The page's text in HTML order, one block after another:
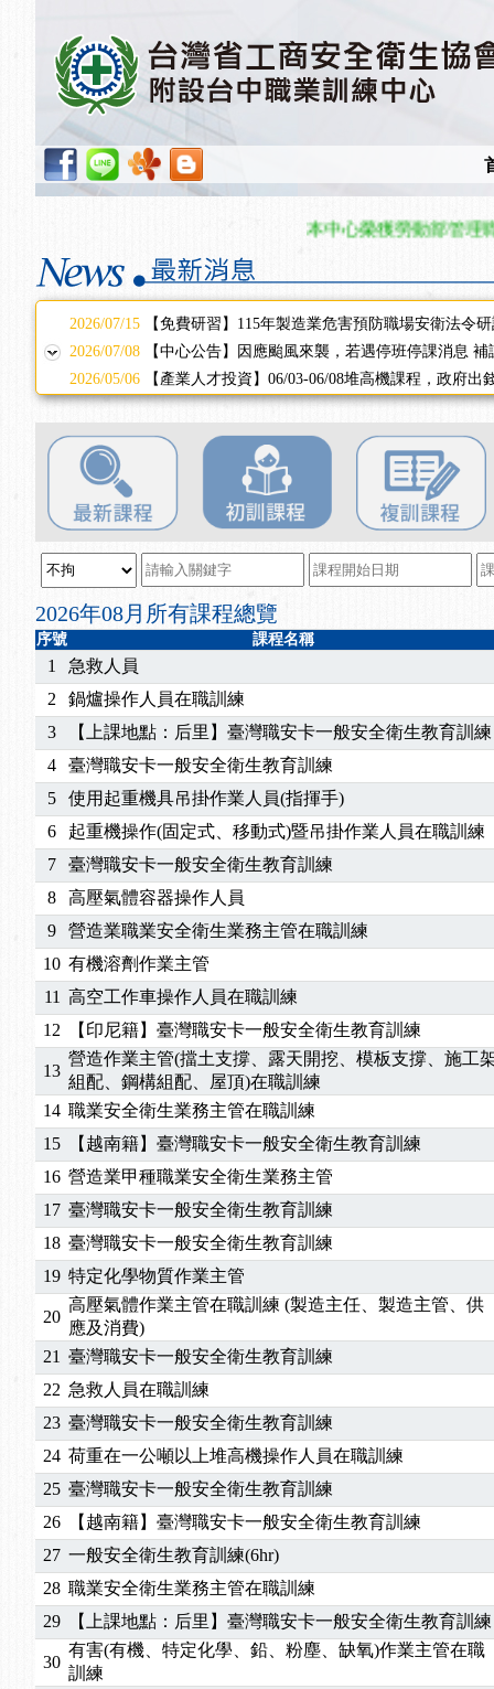
本中心榮獲勞動部管理職類
2025/11/10
【中心公告】因應颱風來襲，若遇停班停課消息
2025/10/30【進修課程】2026年，課程意見蒐集~
2025/08/20 【進修課程】SDS格式百百種？專業講師帶您判斷
2025/08/12
【中心公告】因應颱風來襲，若遇停班停課消息
2025/07/06【中心公告】颱風假114/07/07停班停課
2025/06/06【進修課程】～～前導課程看這邊推出囉～～
【進修課程】要怎麼進修自我？課程百百種選擇好
2025/01/21
「高壓氣體製造安全主任」、「隧道等襯砌作業
訓測驗
2025/01/15【線上課程】碳中和核心職能系列課程資訊
2026/07/15 【免費研習】115年製造業危害預防職場安衛法令
2026/07/08 【中心公告】因應颱風來襲，若遇停班停課消息
2026/05/06 【產業人才投資】06/03-06/08堆高機課程，政府
2026/04/24【製程安全評估人員】開課囉
2025/11/11【中心公告】颱風假11/12停班停課
2025/11/10
【中心公告】因應颱風來襲，若遇停班停課消息
2025/10/30
【進修課程】2026年，課程意見蒐集~
2025/08/20【進修課程】SDS格式百百種？專業講師帶您判斷
2025/08/12【中心公告】因應颱風來襲，若遇停班停課消息 補
2025/07/06
【中心公告】颱風假114/07/07停班停課
2025/06/06【進修課程】～～前導課程看這邊推出囉～～
2025/05/29【進修課程】前導課程推出公告！
2025/04/28【進修課程】要怎麼進修自我？課程百百種選擇好
2025/01/21「高壓氣體製造安全主任」、「隧道等襯砌作業主
訓測驗
2025/01/15【線上課程】碳中和核心職能系列課程資訊
2026/07/15【免費研習】115年製造業危害預防職場安衛法令
2026/07/08【中心公告】因應颱風來襲，若遇停班停課消息 補
2026/05/06【產業人才投資】06/03-06/08堆高機課程，政府出
2026/04/24【製程安全評估人員】開課囉
2025/11/11【中心公告】颱風假11/12停班停課
2025/11/10 【中心公告】因應颱風來襲，若遇停班停課消息
2025/10/30【進修課程】2026年，課程意見蒐集~
2025/08/20【進修課程】SDS格式百百種？專業講師帶您判斷
2025/08/12【中心公告】因應颱風來襲，若遇停班停課消息 補
2025/07/06【中心公告】颱風假114/07/07停班停課
2025/06/06【進修課程】～～前導課程看這邊推出囉～～
2025/05/29 【進修課程】前導課程推出公告！
2025/04/28【進修課程】要怎麼進修自我？課程百百種選擇好
2025/01/21「高壓氣體製造安全主任」、「隧道等襯砌作業主
訓測驗
2025/01/15【線上課程】碳中和核心職能系列課程資訊
2026/07/15 【免費研習】115年製造業危害預防職場安衛法令
2026/07/08【中心公告】因應颱風來襲，若遇停班停課消息 補
2026/05/06【產業人才投資】06/03-06/08堆高機課程，政府出
2026/04/24 【製程安全評估人員】開課囉
2025/11/11【中心公告】颱風假11/12停班停課
2025/11/10
【中心公告】因應颱風來襲，若遇停班停課消息
2025/10/30【進修課程】2026年，課程意見蒐集~
2025/08/20【進修課程】SDS格式百百種？專業講師帶您判斷
2025/08/12【中心公告】因應颱風來襲，若遇停班停課消息 補
2025/07/06 【中心公告】颱風假114/07/07停班停課
2025/06/06【進修課程】～～前導課程看這邊推出囉～～
2025/05/29【進修課程】前導課程推出公告！
2025/04/28【進修課程】要怎麼進修自我？課程百百種選擇好
2025/01/21「高壓氣體製造安全主任」、「隧道等襯砌作業主
訓測驗
2025/01/15【線上課程】碳中和核心職能系列課程資訊
2026/07/15 【免費研習】115年製造業危害預防職場安衛法令
2026/07/08【中心公告】因應颱風來襲，若遇停班停課消息 補
2026/05/06【產業人才投資】06/03-06/08堆高機課程，政府出
2026/04/24【製程安全評估人員】開課囉
2025/11/11
2026年08月所有課程總覽
序號 課程名稱
1
急救人員
2
鍋爐操作人員在職訓練
3
【上課地點：后里】臺灣職安卡一般安全衛生教育訓練
4
臺灣職安卡一般安全衛生教育訓練
5
使用起重機具吊掛作業人員(指揮手)
6
起重機操作(固定式、移動式)暨吊掛作業人員在職訓練
7
臺灣職安卡一般安全衛生教育訓練
8
高壓氣體容器操作人員
9
營造業職業安全衛生業務主管在職訓練
10 有機溶劑作業主管
11 高空工作車操作人員在職訓練
12
【印尼籍】臺灣職安卡一般安全衛生教育訓練
13
營造作業主管(擋土支撐、露天開挖、模板支撐、施工
組配、鋼構組配、屋頂)在職訓練
14 職業安全衛生業務主管在職訓練
15
【越南籍】臺灣職安卡一般安全衛生教育訓練
16 營造業甲種職業安全衛生業務主管
17 臺灣職安卡一般安全衛生教育訓練
18 臺灣職安卡一般安全衛生教育訓練
19 特定化學物質作業主管
20
高壓氣體作業主管在職訓練 (製造主任、製造主管、供
應及消費)
21 臺灣職安卡一般安全衛生教育訓練
22 急救人員在職訓練
23 臺灣職安卡一般安全衛生教育訓練
24 荷重在一公噸以上堆高機操作人員在職訓練
25 臺灣職安卡一般安全衛生教育訓練
26
【越南籍】臺灣職安卡一般安全衛生教育訓練
27 一般安全衛生教育訓練(6hr)
28 職業安全衛生業務主管在職訓練
29
【上課地點：后里】臺灣職安卡一般安全衛生教育訓練
30
有害(有機、特定化學、鉛、粉塵、缺氧)作業主管在職
訓練